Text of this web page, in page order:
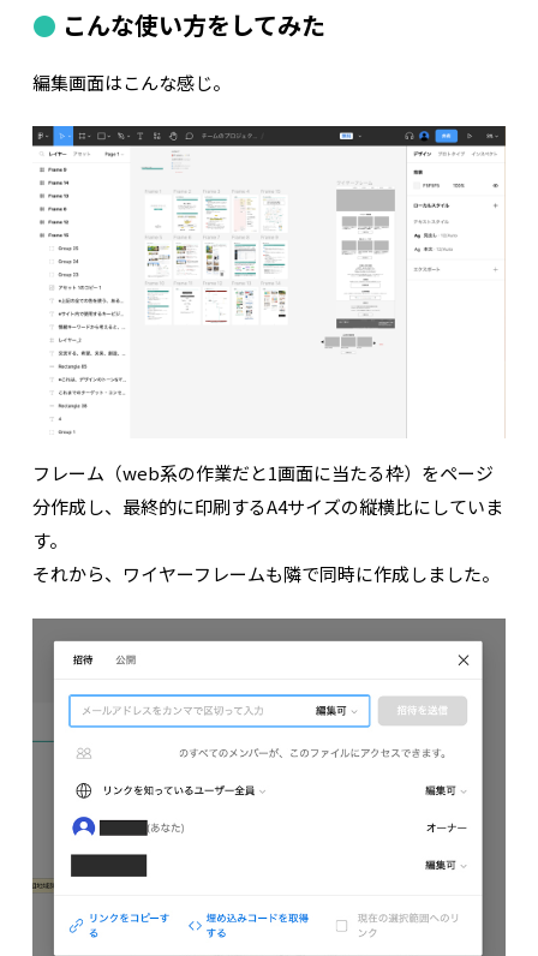
こんな使い方をしてみた
編集画面はこんな感じ。
フレーム（web系の作業だと1画面に当たる枠）をページ
分作成し、最終的に印刷するA4サイズの縦横比にしていま
す。
それから、ワイヤーフレームも隣で同時に作成しました。